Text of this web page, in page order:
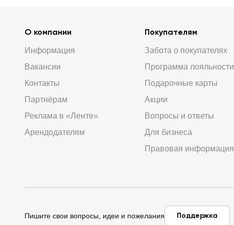
О компании
Информация
Вакансии
Контакты
Партнёрам
Реклама в «Ленте»
Арендодателям
Покупателям
Забота о покупателях
Программа лояльности
Подарочные карты
Акции
Вопросы и ответы
Для бизнеса
Правовая информация
Пишите свои вопросы, идеи и пожелания Поддержка